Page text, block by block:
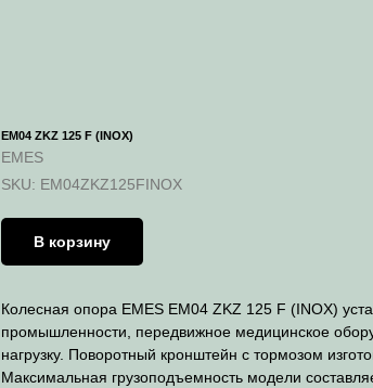
EM04 ZKZ 125 F (INOX)
EMES
SKU: EM04ZKZ125FINOX
В корзину
Колесная опора EMES EM04 ZKZ 125 F (INOX)
промышленности, передвижное медицинское
нагрузку. Поворотный кронштейн с тормозом
Максимальная грузоподъемность модели